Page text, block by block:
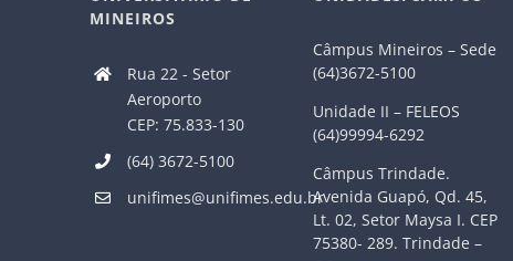
MINEIROS
Rua 22 - Setor
Aeroporto
CEP: 75.833-130
(64) 3672-5100
unifimes@unifimes.edu.br
Câmpus Mineiros – Sede
(64)3672-5100
Unidade II – FELEOS
(64)99994-6292
Câmpus Trindade.
Avenida Guapó, Qd. 45,
Lt. 02, Setor Maysa I. CEP
75380- 289. Trindade –